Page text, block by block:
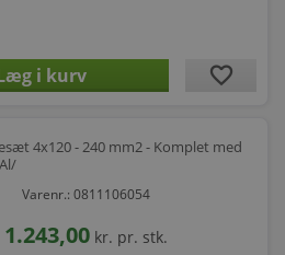
favorite
4x120 - 240 mm2 - Komplet med
Varenr.: 0811106054
1.243,00 kr. pr. stk.